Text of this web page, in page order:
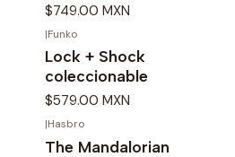
$749.00 MXN
|Funko
Lock + Shock
coleccionable
$579.00 MXN
|Hasbro
The Mandalorian